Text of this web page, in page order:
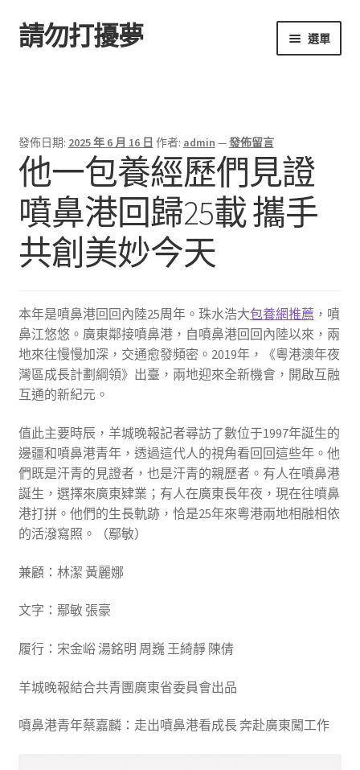
跳
至
跳
至
請勿打擾夢 選單
發佈日期: 2025 年 6 月 16 日 作者: admin —發佈留言
他一包養經歷們見證
噴鼻港回歸25載 攜手
共創美妙今天
本年是噴鼻港回回內陸25周年。珠水浩大包養網推薦 ，噴
鼻江悠悠。廣東鄰接噴鼻港，自噴鼻港回回內陸以來，兩
地來往慢慢加深，交通愈發頻密。2019年，《粵港澳年夜
灣區成長計劃綱領》出臺，兩地迎來全新機會，開啟互融
互通的新紀元。
值此主要時辰，羊城晚報記者尋訪了數位于1997年誕生的
邊疆和噴鼻港青年，透過這代人的視角看回回這些年。他
們既是汗青的見證者，也是汗青的親歷者。有人在噴鼻港
誕生，選擇來廣東肄業；有人在廣東長年夜，現在往噴鼻
港打拼。他們的生長軌跡，恰是25年來粵港兩地相融相依
的活潑寫照。（鄢敏）
兼顧：林潔 黃麗娜
文字：鄢敏 張豪
履行：宋金峪 湯銘明 周巍 王綺靜 陳倩
羊城晚報結合共青團廣東省委員會出品
噴鼻港青年蔡嘉麟：走出噴鼻港看成長 奔赴廣東闖工作